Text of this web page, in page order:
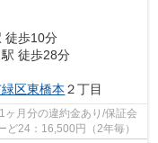
徒歩10分
駅 徒歩28分
区東橋本 ２丁目
月分の違約金あり/保証会
24：16,500円（2年毎）